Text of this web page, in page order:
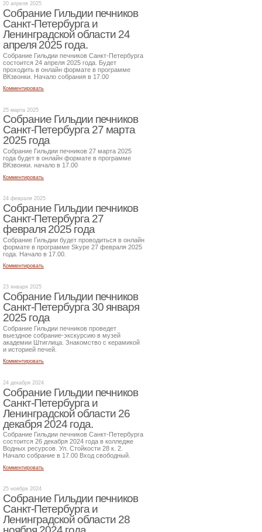
20 апреля 2025
Собрание Гильдии печников
Санкт-Петербурга и
Ленинградской области 24
апреля 2025 года.
Собрание Гильдии печников Санкт-Петербурга
состоится 24 апреля 2025 года. Будет
проходить в онлайн формате в программе
ВКзвонки. Начало собрания в 17.00
Комментировать
25 марта 2025
Собрание Гильдии печников
Санкт-Петербурга 27 марта
2025 года
Собрание Гильдии печников 27 марта 2025
года будет в онлайн формате в программе
ВКзвонки. начало в 17.00
Комментировать
24 февраля 2025
Собрание Гильдии печников
Санкт-Петербурга 27
февраля 2025 года
Собрание Гильдии будет проводиться в онлайн
формате в программе Skype 27 февраля 2025
года. Начало в 17.00.
Комментировать
23 января 2025
Собрание Гильдии печников
Санкт-Петербурга 30 января
2025 года
Собрание Гильдии печников проведет
выездное собрание-экскурсию в музей
академии Штиглица. Знакомство с керамикой
и историей печей.
Комментировать
24 декабря 2024
Собрание Гильдии печников
Санкт-Петербурга и
Ленинградской области 26
декабря 2024 года.
Собрание Гильдии печников Санкт-Петербурга
состоится 26 декабря 2024 года в колледже
Водных ресурсов. Ул. Стойкости 28 к. 2.
Начало собрание в 17.00 Вход свободный.
Комментировать
25 ноября 2024
Собрание Гильдии печников
Санкт-Петербурга и
Ленинградской области 28